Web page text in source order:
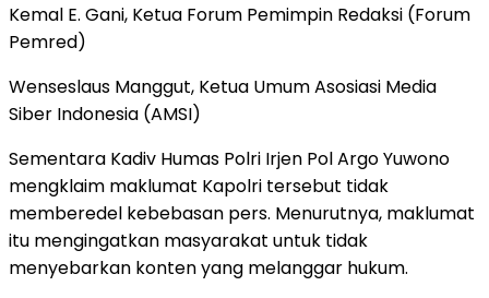
Kemal E. Gani, Ketua Forum Pemimpin Redaksi (Forum
Pemred)
Wenseslaus Manggut, Ketua Umum Asosiasi Media
Siber Indonesia (AMSI)
Sementara Kadiv Humas Polri Irjen Pol Argo Yuwono
mengklaim maklumat Kapolri tersebut tidak
memberedel kebebasan pers. Menurutnya, maklumat
itu mengingatkan masyarakat untuk tidak
menyebarkan konten yang melanggar hukum.